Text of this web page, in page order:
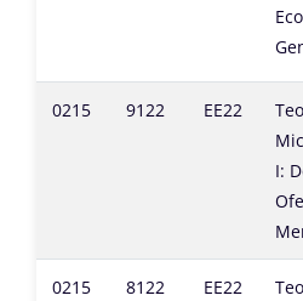
0215 9122 EE22
I:
0215 8122 EE22